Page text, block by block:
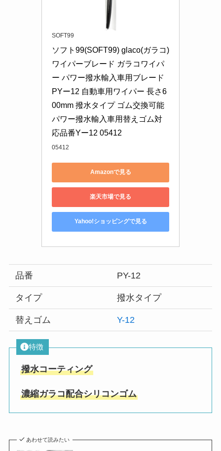
SOFT99
ソフト99(SOFT99) glaco(ガラコ)
ワイパーブレード ガラコワイパ
ー パワー撥水輸入車用ブレード
PYー12 自動車用ワイパー 長さ6
00mm 撥水タイプ ゴム交換可能
パワー撥水輸入車用替えゴム対
応品番Yー12 05412
05412
Amazonで見る
楽天市場で見る
Yahoo!ショッピングで見る
品番 PY-12
タイプ 撥水タイプ
替えゴム Y-12
特徴
撥水コーティング
濃縮ガラコ配合シリコンゴム
あわせて読みたい